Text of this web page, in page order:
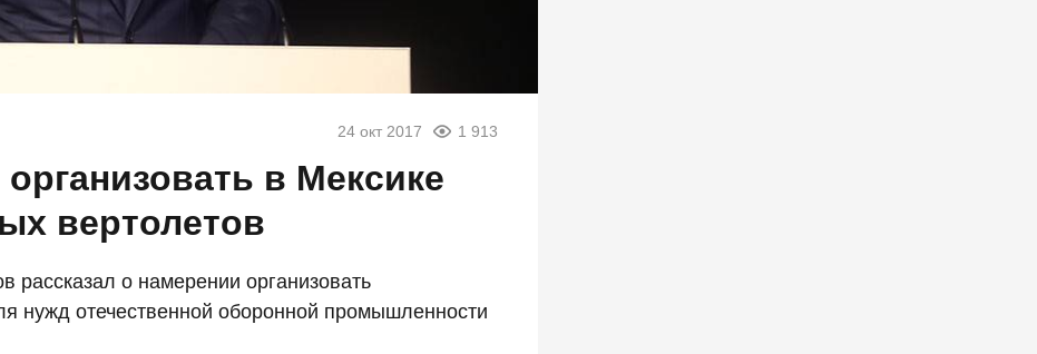
24 окт 2017 1 913
в Мексике
вертолетов
о намерении организовать
нужд отечественной оборонной промышленности